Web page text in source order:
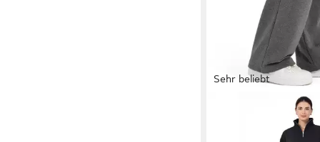
Sehr beliebt
Jogginghose Damen,